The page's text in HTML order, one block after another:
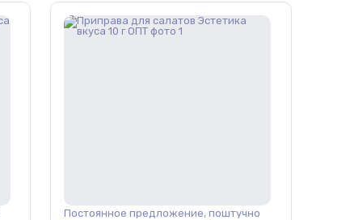
Постоянное предложение, поштучно